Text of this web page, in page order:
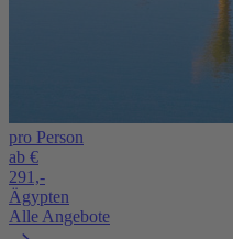
pro Person
ab €
291,-
Ägypten
Alle Angebote